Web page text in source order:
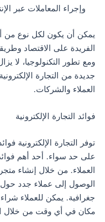
وإجراء المعاملات عبر
يمكن أن يكون لكل نوع من
الفريدة على الاقتصاد
ومع تطور التكنولوجيا، لا
جديدة من التجارة
العملاء والشركات.
فوائد التجارة الإلكترونية
توفر التجارة الإلكترونية
على حد سواء. أحد أهم
العملاء. من خلال إنشاء
الوصول إلى عملاء جدد
جغرافية. يمكن للعملاء
مكان في أي وقت من خلال